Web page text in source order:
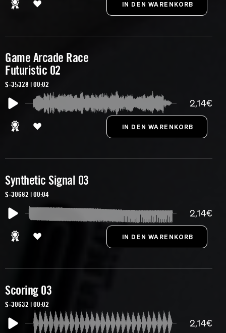
Game Arcade Race
Futuristic 02
S-35328 | 00:02
2,14€
Synthetic Signal 03
S-30682 | 00:04
2,14€
Scoring 03
S-30632 | 00:02
2,14€